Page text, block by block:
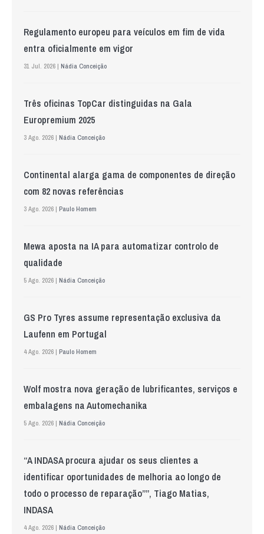
Regulamento europeu para veículos em fim de vida
entra oficialmente em vigor
31 Jul. 2026 | Nádia Conceição
Três oficinas TopCar distinguidas na Gala
Europremium 2025
3 Ago. 2026 | Nádia Conceição
Continental alarga gama de componentes de direção
com 82 novas referências
3 Ago. 2026 | Paulo Homem
Mewa aposta na IA para automatizar controlo de
qualidade
5 Ago. 2026 | Nádia Conceição
GS Pro Tyres assume representação exclusiva da
Laufenn em Portugal
4 Ago. 2026 | Paulo Homem
Wolf mostra nova geração de lubrificantes, serviços e
embalagens na Automechanika
5 Ago. 2026 | Nádia Conceição
“A INDASA procura ajudar os seus clientes a
identificar oportunidades de melhoria ao longo de
todo o processo de reparação””, Tiago Matias,
INDASA
4 Ago. 2026 | Nádia Conceição